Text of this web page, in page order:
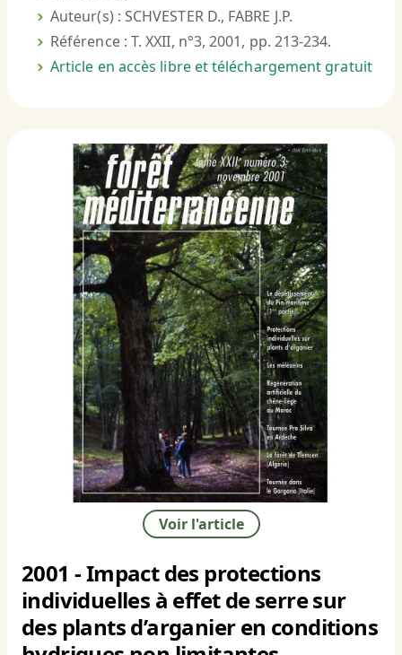
Auteur(s) : SCHVESTER D., FABRE J.P.
Référence : T. XXII, n°3, 2001, pp. 213-234.
Article en accès libre et téléchargement gratuit
Voir l'article
2001 - Impact des protections
individuelles à effet de serre sur
des plants d’arganier en conditions